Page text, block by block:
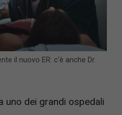
il nuovo ER: c’è anche Dr.
uno dei grandi ospedali